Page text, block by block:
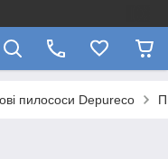
пилососи Depureco